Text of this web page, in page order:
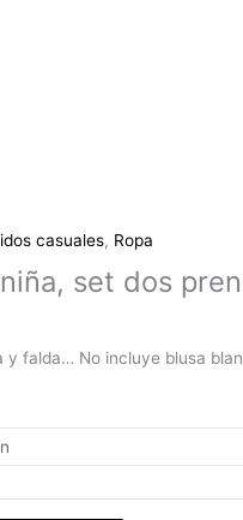
casuales, Ropa
set dos
y falda… No incluye blusa